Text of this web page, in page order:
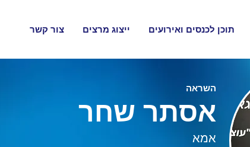
תוכן לכנסים ואירועים ייצוג מרצים צור קשר
השראה
אסתר שחר
אמא